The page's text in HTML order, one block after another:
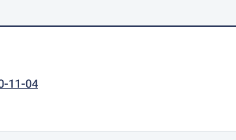
11-04